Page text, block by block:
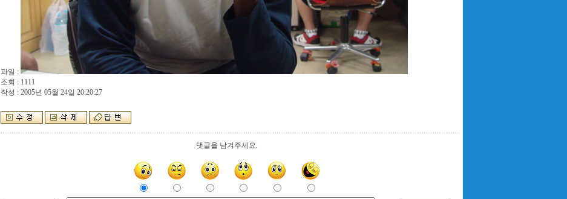
파일 :
조회 : 1111
작성 : 2005년 05월 24일 20:20:27
댓글을 남겨주세요.